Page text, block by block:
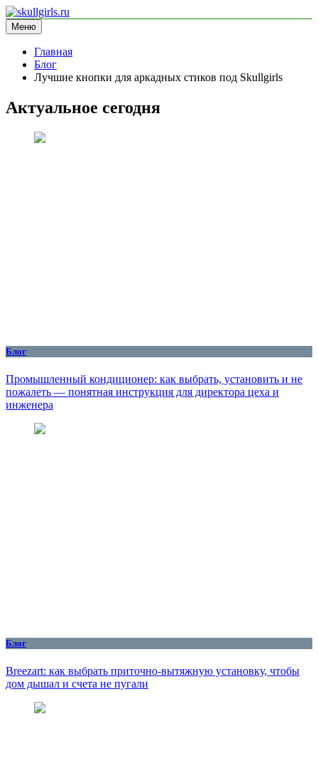
Перейти
к
содержимому
skullgirls.ru
информационный сайт
Меню
Главная
Блог
Лучшие кнопки для аркадных стиков под Skullgirls
Актуальное сегодня
Блог
Промышленный кондиционер: как выбрать, установить и не
пожалеть — понятная инструкция для директора цеха и
инженера
Блог
Breezart: как выбрать приточно-вытяжную установку, чтобы
дом дышал и счета не пугали